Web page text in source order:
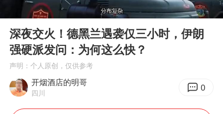
A股开盘：民爆、CPO等概念走强
日本广岛民众举行游行反对政府行径
21楼高空抛物嫌疑人被拘留
日韩股市高开跳水 SK海力士下挫转跌
台风白海豚最新路径研判来了
Play
00:00 13:06
深夜交火！德黑兰遇袭仅三小时，伊朗
强硬派发问：为何这么快？
声明：个人原创，仅供参考
开烟酒店的明哥
四川 0